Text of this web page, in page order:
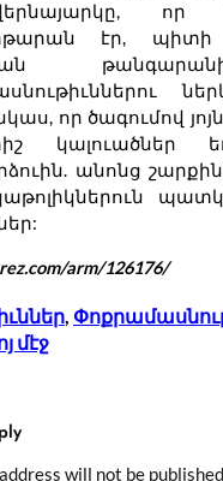
որ
էր, պիտի
որ ծագումով յոյն
կալուածներ
անոնց
arm/126176/
,
մէջ
will not be